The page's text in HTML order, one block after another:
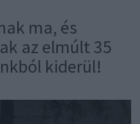
ma, és
az elmúlt 35
kiderül!